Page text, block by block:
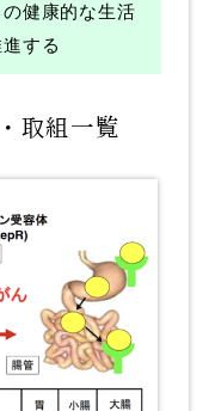
ろう
健康的な生活
する
取組一覧